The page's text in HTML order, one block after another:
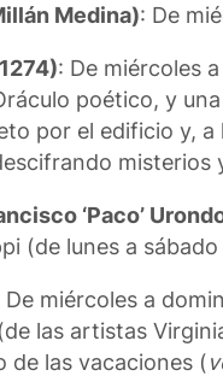
Medina): De
: De miércoles
poético, y
por el edificio y,
misterios
‘Paco’
(de lunes a
De miércoles a
las artistas
de las vacaciones (